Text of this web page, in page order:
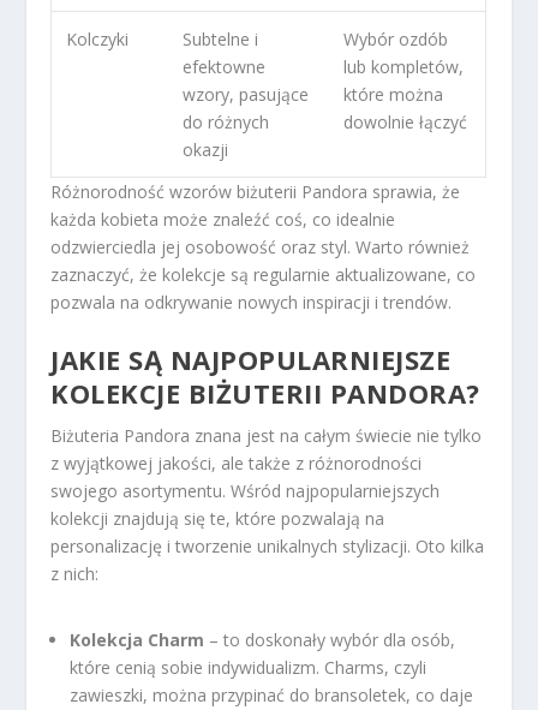
Kolczyki
Subtelne i
efektowne
wzory, pasujące
do różnych
okazji
Wybór ozdób
lub kompletów,
które można
dowolnie łączyć
Różnorodność wzorów biżuterii Pandora sprawia, że
każda kobieta może znaleźć coś, co idealnie
odzwierciedla jej osobowość oraz styl. Warto również
zaznaczyć, że kolekcje są regularnie aktualizowane, co
pozwala na odkrywanie nowych inspiracji i trendów.
JAKIE SĄ NAJPOPULARNIEJSZE
KOLEKCJE BIŻUTERII PANDORA?
Biżuteria Pandora znana jest na całym świecie nie tylko
z wyjątkowej jakości, ale także z różnorodności
swojego asortymentu. Wśród najpopularniejszych
kolekcji znajdują się te, które pozwalają na
personalizację i tworzenie unikalnych stylizacji. Oto kilka
z nich:
Kolekcja Charm – to doskonały wybór dla osób,
które cenią sobie indywidualizm. Charms, czyli
zawieszki, można przypinać do bransoletek, co daje